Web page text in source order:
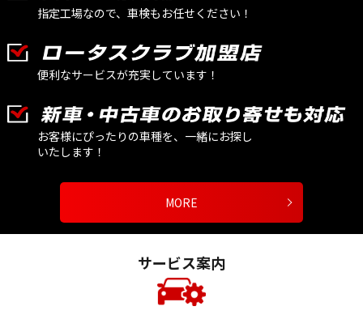
指定工場なので、車検もお任せください！
便利なサービスが充実しています！
お客様にぴったりの車種を、一緒にお探し
いたします！
MORE
サービス案内